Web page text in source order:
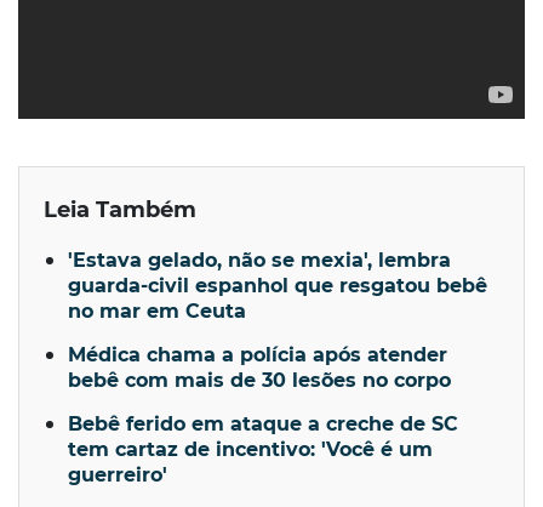
Leia Também
'Estava gelado, não se mexia', lembra
guarda-civil espanhol que resgatou bebê
no mar em Ceuta
Médica chama a polícia após atender
bebê com mais de 30 lesões no corpo
Bebê ferido em ataque a creche de SC
tem cartaz de incentivo: 'Você é um
guerreiro'